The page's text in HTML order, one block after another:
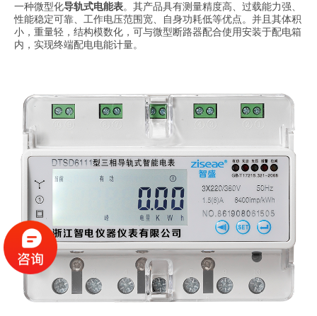
一种微型化导轨式电能表。其产品具有测量精度高、过载能力强、
性能稳定可靠、工作电压范围宽、自身功耗低等优点。并且其体积
小，重量轻，结构模数化，可与微型断路器配合使用安装于配电箱
内，实现终端配电电能计量。